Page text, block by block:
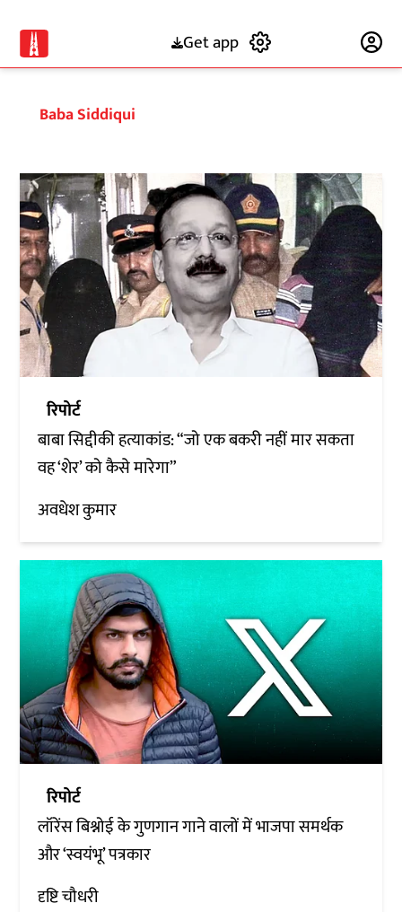
Get app
Baba Siddiqui
रिपोर्ट
बाबा सिद्दीकी हत्याकांड: “जो एक बकरी नहीं मार सकता
वह ‘शेर’ को कैसे मारेगा”
अवधेश कुमार
रिपोर्ट
लॉरेंस बिश्नोई के गुणगान गाने वालों में भाजपा समर्थक
और ‘स्वयंभू’ पत्रकार
दृष्टि चौधरी